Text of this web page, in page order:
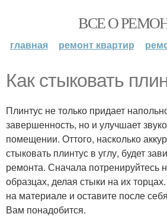
ВСЕ О
главная ремонт квартир
Как стыковать
Плинтус не только придает
завершенность, но и улучшает
помещении. Оттого, насколько
стыковать плинтус в углу, будет
ремонта. Сначала потренируйтесь
образцах, делая стыки на их
на материале и оставите после
Вам понадобится.